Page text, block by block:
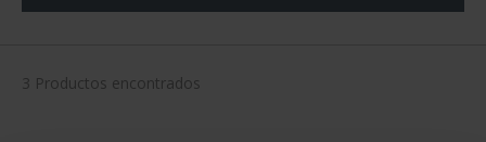
3 Productos encontrados